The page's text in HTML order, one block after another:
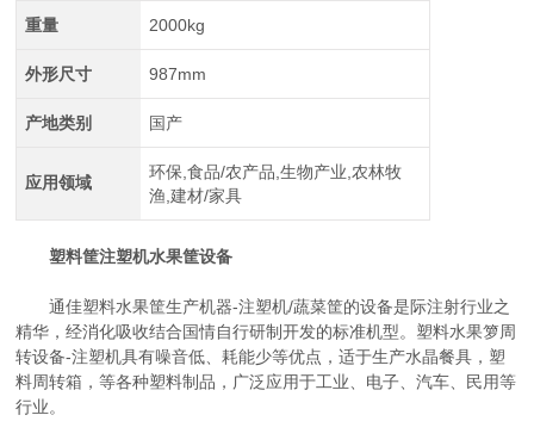
重量 2000kg
外形尺寸 987mm
产地类别 国产
应用领域
环保,食品/农产品,生物产业,农林牧
渔,建材/家具
塑料筐注塑机水果筐设备
通佳塑料水果筐生产机器-注塑机/蔬菜筐的设备是际注射行业之
精华，经消化吸收结合国情自行研制开发的标准机型。塑料水果箩周
转设备-注塑机具有噪音低、耗能少等优点，适于生产水晶餐具，塑
料周转箱，等各种塑料制品，广泛应用于工业、电子、汽车、民用等
行业。